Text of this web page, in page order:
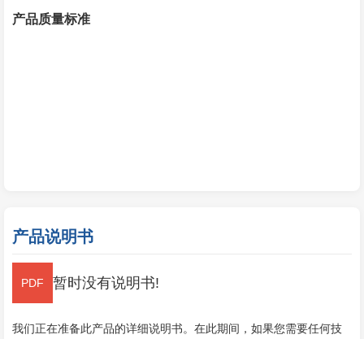
产品质量标准
产品说明书
暂时没有说明书!
我们正在准备此产品的详细说明书。在此期间，如果您需要任何技